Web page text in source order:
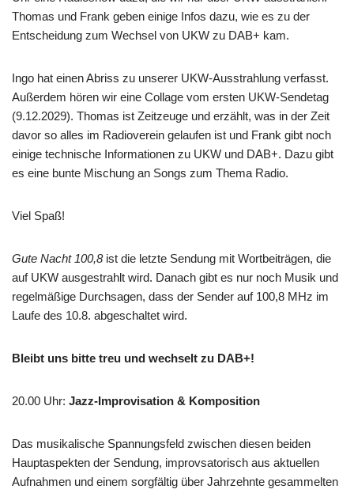
Thomas und Frank geben einige Infos dazu, wie es zu der
Entscheidung zum Wechsel von UKW zu DAB+ kam.
Ingo hat einen Abriss zu unserer UKW-Ausstrahlung verfasst.
Außerdem hören wir eine Collage vom ersten UKW-Sendetag
(9.12.2029). Thomas ist Zeitzeuge und erzählt, was in der Zeit
davor so alles im Radioverein gelaufen ist und Frank gibt noch
einige technische Informationen zu UKW und DAB+. Dazu gibt
es eine bunte Mischung an Songs zum Thema Radio.
Viel Spaß!
Gute Nacht 100,8ist die letzte Sendung mit Wortbeiträgen, die
auf UKW ausgestrahlt wird. Danach gibt es nur noch Musik und
regelmäßige Durchsagen, dass der Sender auf 100,8 MHz im
Laufe des 10.8. abgeschaltet wird.
Bleibt uns bitte treu und wechselt zu DAB+!
20.00 Uhr: Jazz-Improvisation & Komposition
Das musikalische Spannungsfeld zwischen diesen beiden
Hauptaspekten der Sendung, improvsatorisch aus aktuellen
Aufnahmen und einem sorgfältig über Jahrzehnte gesammelten